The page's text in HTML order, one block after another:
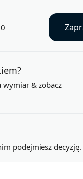
wymiar & zobacz
podejmiesz decyzję.